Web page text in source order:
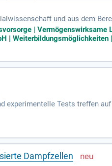
und aus dem
| Vermögenswirksame
| Weiterbildungsmöglichkeiten
experimentelle Tests treffen
Dampfzellen